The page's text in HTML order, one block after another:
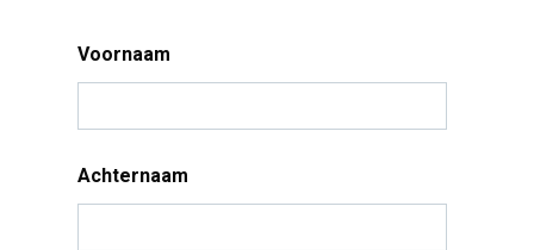
Voornaam
Achternaam